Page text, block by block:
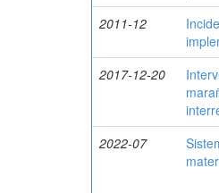
2011-12
2017-12-20
2022-07